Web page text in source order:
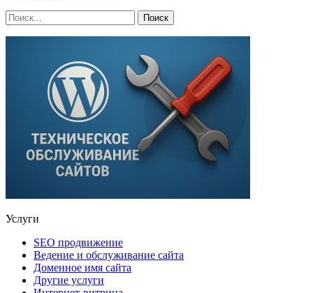
Услуги
SEO продвижение
Ведение и обслуживание сайта
Доменное имя сайта
Другие услуги